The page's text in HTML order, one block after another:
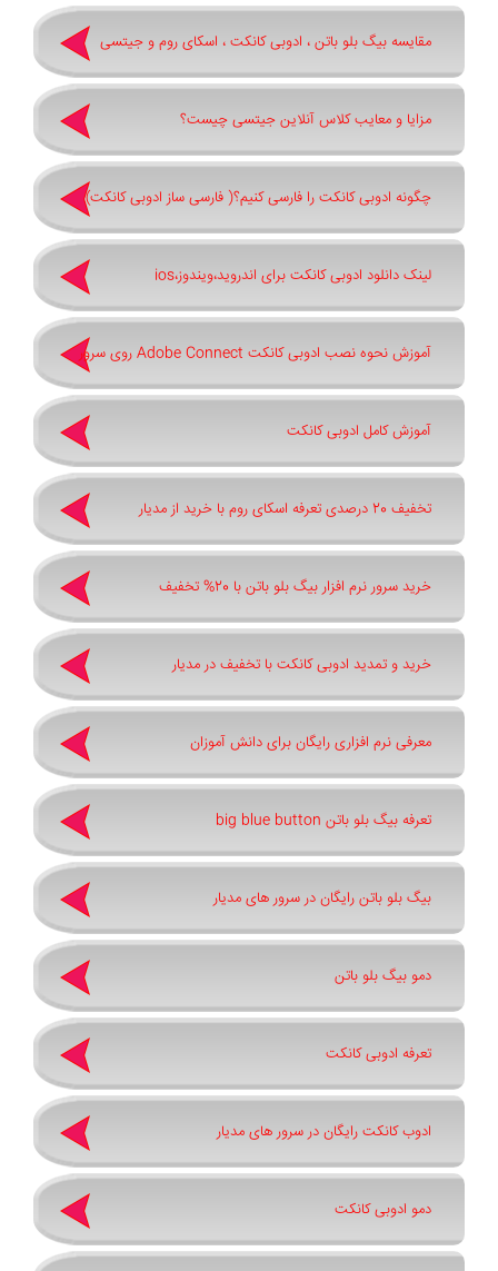
مقایسه بیگ بلو باتن ، ادوبی کانکت ، اسکای روم و جیتسی
مزایا و معایب کلاس آنلاین جیتسی چیست؟
چگونه ادوبی کانکت را فارسی کنیم؟( فارسی ساز ادوبی کانکت)
لینک دانلود ادوبی کانکت برای اندروید،ویندوز،ios
آموزش نحوه نصب ادوبی کانکت Adobe Connect روی سرور
آموزش کامل ادوبی کانکت
تخفیف 20 درصدی تعرفه اسکای روم با خرید از مدیار
خرید سرور نرم افزار بیگ بلو باتن با 20% تخفیف
خرید و تمدید ادوبی کانکت با تخفیف در مدیار
معرفی نرم افزاری رایگان برای دانش آموزان
تعرفه بیگ بلو باتن big blue button
بیگ بلو باتن رایگان در سرور های مدیار
دمو بیگ بلو باتن
تعرفه ادوبی کانکت
ادوب کانکت رایگان در سرور های مدیار
دمو ادوبی کانکت